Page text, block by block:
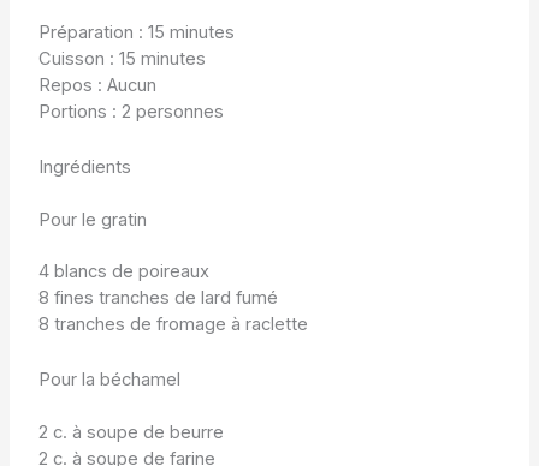
Préparation : 15 minutes
Cuisson : 15 minutes
Repos : Aucun
Portions : 2 personnes
Ingrédients
Pour le gratin
4 blancs de poireaux
8 fines tranches de lard fumé
8 tranches de fromage à raclette
Pour la béchamel
2 c. à soupe de beurre
2 c. à soupe de farine